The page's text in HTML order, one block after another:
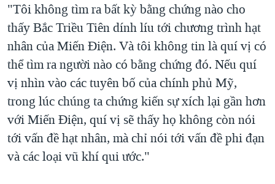
"Tôi không tìm ra bất kỳ bằng chứng nào cho
thấy Bắc Triều Tiên dính líu tới chương trình hạt
nhân của Miến Điện. Và tôi không tin là quí vị có
thể tìm ra người nào có bằng chứng đó. Nếu quí
vị nhìn vào các tuyên bố của chính phủ Mỹ,
trong lúc chúng ta chứng kiến sự xích lại gần hơn
với Miến Điện, quí vị sẽ thấy họ không còn nói
tới vấn đề hạt nhân, mà chỉ nói tới vấn đề phi đạn
và các loại vũ khí qui ước."